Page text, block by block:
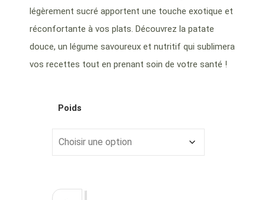
légèrement sucré apportent une touche exotique et
réconfortante à vos plats. Découvrez la patate
douce, un légume savoureux et nutritif qui sublimera
vos recettes tout en prenant soin de votre santé !
Poids